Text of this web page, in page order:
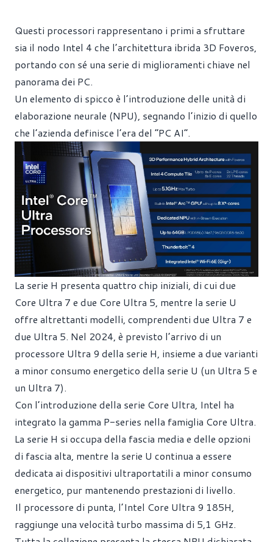
Questi processori rappresentano i primi a sfruttare
sia il nodo Intel 4 che l’architettura ibrida 3D Foveros,
portando con sé una serie di miglioramenti chiave nel
panorama dei PC.
Un elemento di spicco è l’introduzione delle unità di
elaborazione neurale (NPU), segnando l’inizio di quello
che l’azienda definisce l’era del “PC AI”.
La serie H presenta quattro chip iniziali, di cui due
Core Ultra 7 e due Core Ultra 5, mentre la serie U
offre altrettanti modelli, comprendenti due Ultra 7 e
due Ultra 5. Nel 2024, è previsto l’arrivo di un
processore Ultra 9 della serie H, insieme a due varianti
a minor consumo energetico della serie U (un Ultra 5 e
un Ultra 7).
Con l’introduzione della serie Core Ultra, Intel ha
integrato la gamma P-series nella famiglia Core Ultra.
La serie H si occupa della fascia media e delle opzioni
di fascia alta, mentre la serie U continua a essere
dedicata ai dispositivi ultraportatili a minor consumo
energetico, pur mantenendo prestazioni di livello.
Il processore di punta, l’Intel Core Ultra 9 185H,
raggiunge una velocità turbo massima di 5,1 GHz.